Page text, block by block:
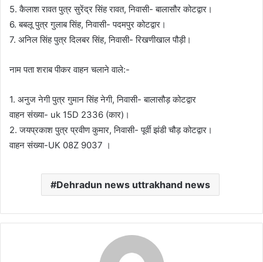
5. कैलाश रावत पुत्र सुरेंद्र सिंह रावत, निवासी- बालासौर कोटद्वार।
6. बबलू पुत्र गुलाब सिंह, निवासी- पदमपुर कोटद्वार।
7. अनिल सिंह पुत्र दिलबर सिंह, निवासी- रिखणीखाल पौड़ी।
नाम पता शराब पीकर वाहन चलाने वाले:-
1. अनुज नेगी पुत्र गुमान सिंह नेगी, निवासी- बालासौड़ कोटद्वार
वाहन संख्या- uk 15D 2336 (कार)।
2. जयप्रकाश पुत्र प्रवीण कुमार, निवासी- पूर्वी झंडी चौड़ कोटद्वार।
वाहन संख्या-UK 08Z 9037 ।
Dehradun news uttrakhand news